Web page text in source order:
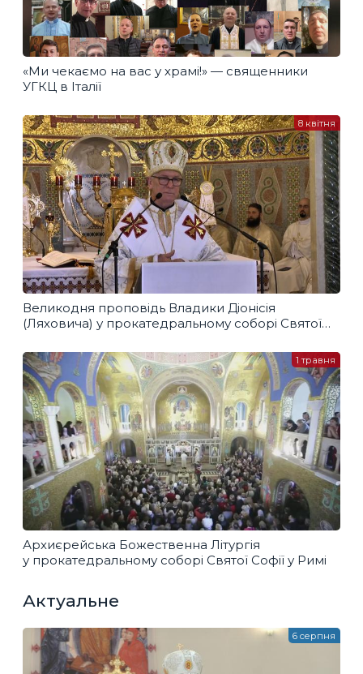
«Ми чекаємо на вас у храмі!» — священники
УГКЦ в Італії
Великодня проповідь Владики Діонісія
(Ляховича) у прокатедральному соборі Святої
8 квітня
Архиєрейська Божественна Літургія
у прокатедральному соборі Святої Софії у Римі
1 травня
Актуальне
6 серпня